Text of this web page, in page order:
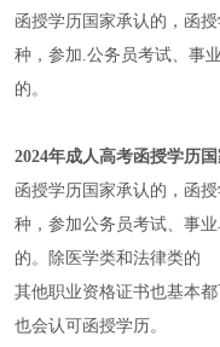
函授学历国家承认的，函
种，参加.公务员考试、事
的。
2024年成人高考函授学历
函授学历国家承认的，函
种，参加公务员考试、事
的。除医学类和法律类的
其他职业资格证书也基本
也会认可函授学历。